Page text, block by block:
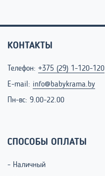
КОНТАКТЫ
Телефон: +375 (29) 1-120-120
E-mail: info@babykrama.by
Пн-вс: 9.00-22.00
СПОСОБЫ ОПЛАТЫ
- Наличный